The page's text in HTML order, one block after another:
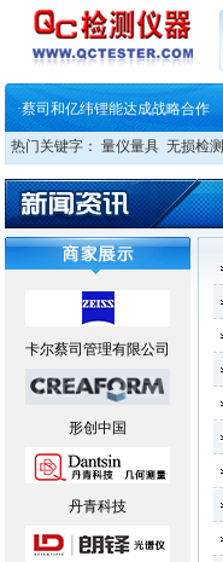
蔡司软件 | 高效变形分析能
铸就AI服务器质量动脉 – 高
铸就AI服务器质量动脉 – 高
·蔡司和亿纬锂能达成战略合作
·大牌云集 买家升级 ——26
热门关键字： 量仪量具 无损检测
卡尔蔡司管理有限公司
形创中国
丹青科技